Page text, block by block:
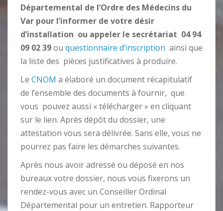
Départemental de l’Ordre des Médecins du
Var pour l’informer de votre désir
d’installation ou appeler le secrétariat 04 94
09 02 39ou questionnaire d’inscription ainsi que
la liste des pièces justificatives à produire.
Le CNOM a élaboré un document récapitulatif
de l’ensemble des documents à fournir, que
vous pouvez aussi « télécharger » en cliquant
sur le lien. Après dépôt du dossier, une
attestation vous sera délivrée. Sans elle, vous ne
pourrez pas faire les démarches suivantes.
Après nous avoir adressé ou déposé en nos
bureaux votre dossier, nous vous fixerons un
rendez-vous avec un Conseiller Ordinal
Départemental pour un entretien. Rapporteur